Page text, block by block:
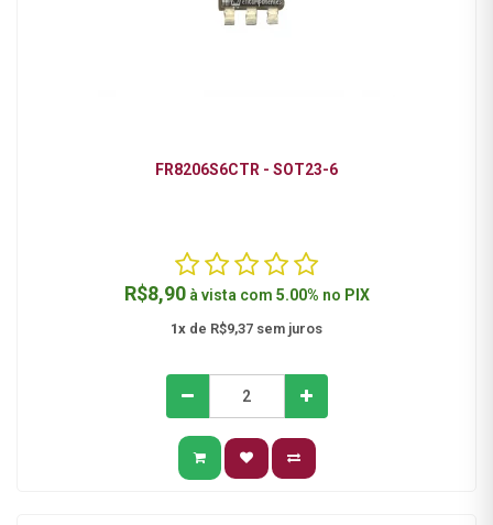
FR8206S6CTR - SOT23-6
R$8,90 à vista com 5.00% no PIX
1x de R$9,37 sem juros